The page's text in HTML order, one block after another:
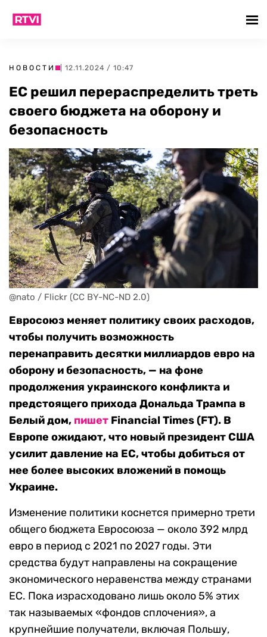
НОВОСТИ | 12.11.2024 / 10:47
ЕС решил перераспределить треть
своего бюджета на оборону и
безопасность
@nato / Flickr (CC BY-NC-ND 2.0)
Евросоюз меняет политику своих расходов,
чтобы получить возможность
перенаправить десятки миллиардов евро на
оборону и безопасность, — на фоне
продолжения украинского конфликта и
предстоящего прихода Дональда Трампа в
Белый дом, пишет Financial Times (FT). В
Европе ожидают, что новый президент США
усилит давление на ЕС, чтобы добиться от
нее более высоких вложений в помощь
Украине.
Изменение политики коснется примерно трети
общего бюджета Евросоюза — около 392 млрд
евро в период с 2021 по 2027 годы. Эти
средства будут направлены на сокращение
экономического неравенства между странами
ЕС. Пока израсходовано лишь около 5% этих
так называемых «фондов сплочения», а
крупнейшие получатели, включая Польшу,